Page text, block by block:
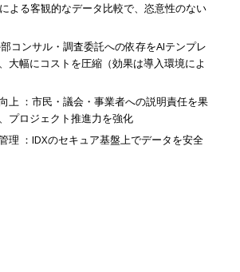
よる客観的なデータ比較で、恣意性のない
コンサル・調査委託への依存をAIテンプレ
大幅にコストを圧縮（効果は導入環境によ
上 ：市民・議会・事業者への説明責任を果
プロジェクト推進力を強化
理 ：IDXのセキュア基盤上でデータを安全